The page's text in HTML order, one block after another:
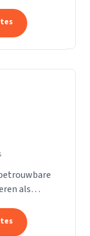
als
efficiënt
werkt